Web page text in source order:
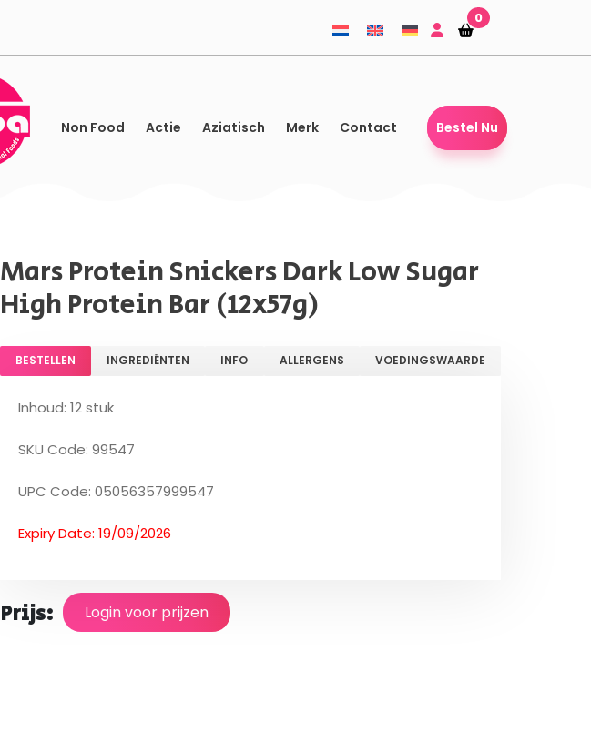
Winkelmandje
Winkelmandje
0
Non Food Actie Aziatisch Merk Contact Bestel Nu
Mars Protein Snickers Dark Low Sugar
High Protein Bar (12x57g)
BESTELLEN INGREDIËNTEN INFO ALLERGENS VOEDINGSWAARDE
Inhoud: 12 stuk
SKU Code: 99547
UPC Code: 05056357999547
Expiry Date: 19/09/2026
Prijs: Login voor prijzen